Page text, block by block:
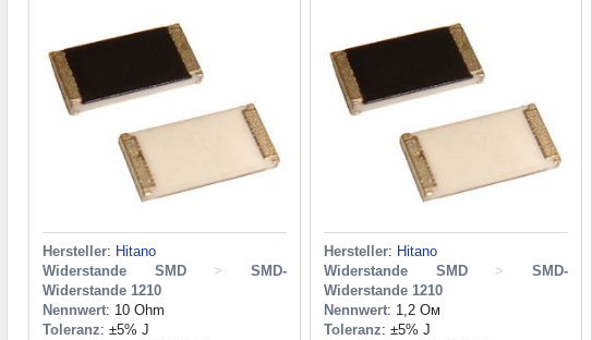
Hersteller: Hitano
Widerstande SMD
>
SMD-
Widerstande 1210
Nennwert: 10 Ohm
Toleranz: ±5% J
Hersteller: Hitano
Widerstande SMD
>
SMD-
Widerstande 1210
Nennwert: 1,2 Ом
Toleranz: ±5% J